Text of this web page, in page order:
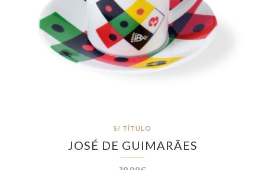
S/ TÍTULO
JOSÉ DE GUIMARÃES